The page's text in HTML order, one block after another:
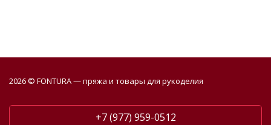
2026 © FONTURA — пряжа и товары для рукоделия
+7 (977) 959-0512